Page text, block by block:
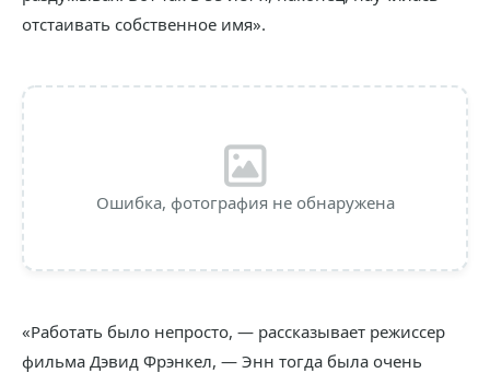
отстаивать собственное имя».
Ошибка, фотография не обнаружена
«Работать было непросто, — рассказывает режиссер
фильма Дэвид Фрэнкел, — Энн тогда была очень